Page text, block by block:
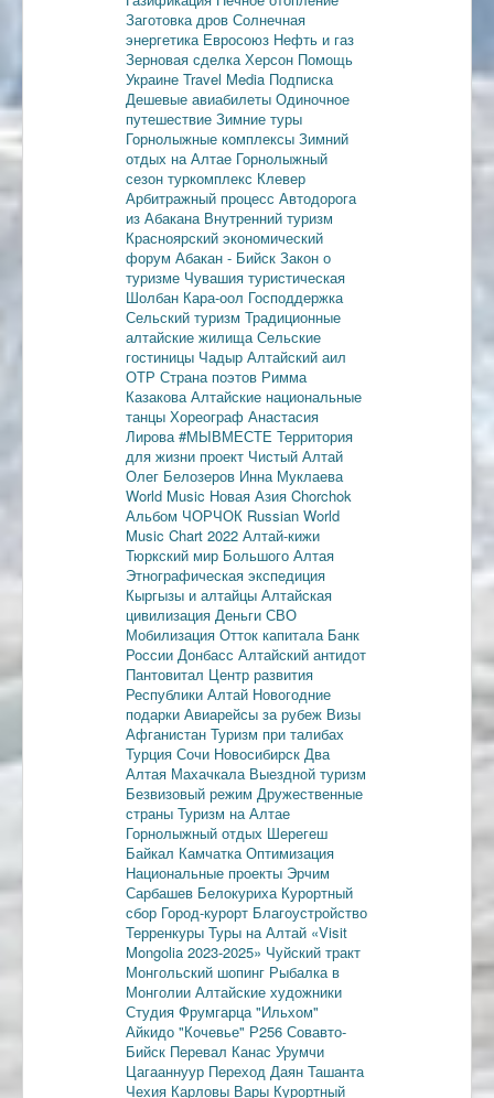
Заготовка дров Солнечная
энергетика Евросоюз Нефть и газ
Зерновая сделкаХерсон Помощь
Украине Travel Media Подписка
Дешевые авиабилеты Одиночное
путешествие Зимние туры
Горнолыжные комплексы Зимний
отдых на Алтае Горнолыжный
сезон туркомплекс Клевер
Арбитражный процесс Автодорога
из Абакана Внутренний туризм
Красноярский экономический
форум Абакан - Бийск Закон о
туризме Чувашия туристическая
Шолбан Кара-оол Господдержка
Сельский туризм Традиционные
алтайские жилищаСельские
гостиницы Чадыр Алтайский аил
ОТР Страна поэтов Римма
КазаковаАлтайские национальные
танцы Хореограф Анастасия
Лирова#МЫВМЕСТЕ Территория
для жизни проект Чистый Алтай
Олег Белозеров Инна Муклаева
World Music Новая Азия Chorchok
Альбом ЧОРЧОК Russian World
Music Chart 2022 Алтай-кижи
Тюркский мир Большого Алтая
Этнографическая экспедиция
Кыргызы и алтайцы Алтайская
цивилизация Деньги СВО
Мобилизация Отток капитала Банк
России Донбасс Алтайский антидот
Пантовитал Центр развития
Республики Алтай Новогодние
подарки Авиарейсы за рубеж Визы
Афганистан Туризм при талибах
Турция Сочи Новосибирск Два
Алтая Махачкала Выездной туризм
Безвизовый режим Дружественные
страны Туризм на Алтае
Горнолыжный отдых Шерегеш
Байкал КамчаткаОптимизация
Национальные проекты Эрчим
Сарбашев Белокуриха Курортный
сбор Город-курорт Благоустройство
Терренкуры Туры на Алтай «Visit
Mongolia 2023-2025» Чуйский тракт
Монгольский шопинг Рыбалка в
Монголии Алтайские художники
Студия Фрумгарца"Ильхом"
Айкидо "Кочевье" Р256 Совавто-
Бийск Перевал Канас Урумчи
Цагааннуур Переход Даян Ташанта
Чехия Карловы Вары Курортный